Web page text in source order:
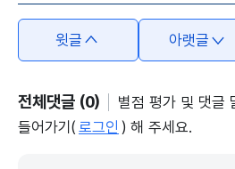
윗글 아랫글
전체댓글 (0)
별점 평가 및 댓글
들어가기( 로그인 ) 해 주세요.